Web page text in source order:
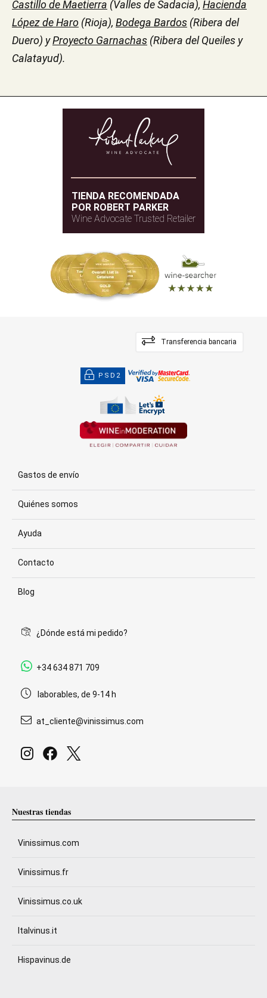
Castillo de Maetierra (Valles de Sadacia), Hacienda
López de Haro (Rioja), Bodega Bardos (Ribera del
Duero) yProyecto Garnachas (Ribera del Queiles y
Calatayud).
TIENDA RECOMENDADA
POR ROBERT PARKER
Wine Advocate Trusted Retailer
Transferencia bancaria
PSD2
Gastos de envío
Quiénes somos
Ayuda
Contacto
Blog
¿Dónde está mi pedido?
+34 634 871 709
laborables, de 9-14 h
at_cliente@vinissimus.com
Nuestras tiendas
Vinissimus.com
Vinissimus.fr
Vinissimus.co.uk
Italvinus.it
Hispavinus.de